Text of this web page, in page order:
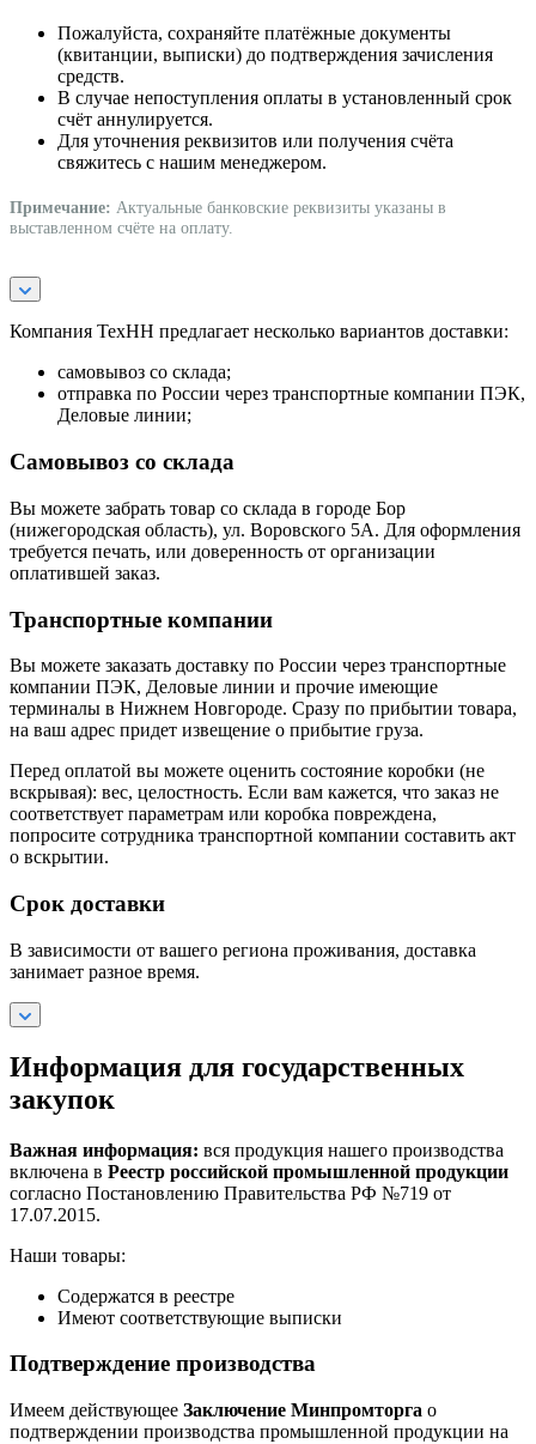
Пожалуйста, сохраняйте платёжные документы
(квитанции, выписки) до подтверждения зачисления
средств.
В случае непоступления оплаты в установленный срок
счёт аннулируется.
Для уточнения реквизитов или получения счёта
свяжитесь с нашим менеджером.
Примечание: Актуальные банковские реквизиты указаны в
выставленном счёте на оплату.
Компания ТехНН предлагает несколько вариантов доставки:
самовывоз со склада;
отправка по России через транспортные компании ПЭК,
Деловые линии;
Самовывоз со склада
Вы можете забрать товар со склада в городе Бор
(нижегородская область), ул. Воровского 5А. Для оформления
требуется печать, или доверенность от организации
оплатившей заказ.
Транспортные компании
Вы можете заказать доставку по России через транспортные
компании ПЭК, Деловые линии и прочие имеющие
терминалы в Нижнем Новгороде. Сразу по прибытии товара,
на ваш адрес придет извещение о прибытие груза.
Перед оплатой вы можете оценить состояние коробки (не
вскрывая): вес, целостность. Если вам кажется, что заказ не
соответствует параметрам или коробка повреждена,
попросите сотрудника транспортной компании составить акт
о вскрытии.
Срок доставки
В зависимости от вашего региона проживания, доставка
занимает разное время.
Информация для государственных
закупок
Важная информация: вся продукция нашего производства
включена в Реестр российской промышленной продукции
согласно Постановлению Правительства РФ №719 от
17.07.2015.
Наши товары:
Содержатся в реестре
Имеют соответствующие выписки
Подтверждение производства
Имеем действующее Заключение Минпромторга о
подтверждении производства промышленной продукции на